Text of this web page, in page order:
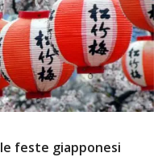
le feste giapponesi